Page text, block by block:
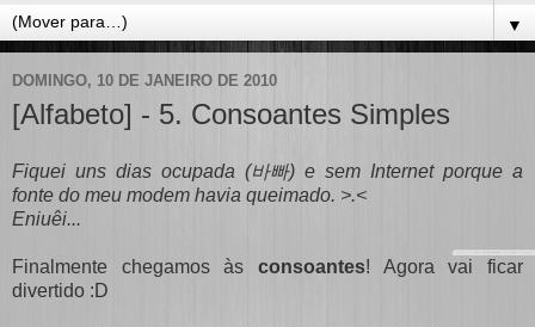
▼
DOMINGO, 10 DE JANEIRO DE 2010
[Alfabeto] - 5. Consoantes Simples
Fiquei uns dias ocupada (바빠) e sem Internet porque a
fonte do meu modem havia queimado. >.<
Eniuêi...
Finalmente chegamos às consoantes! Agora vai ficar
divertido :D